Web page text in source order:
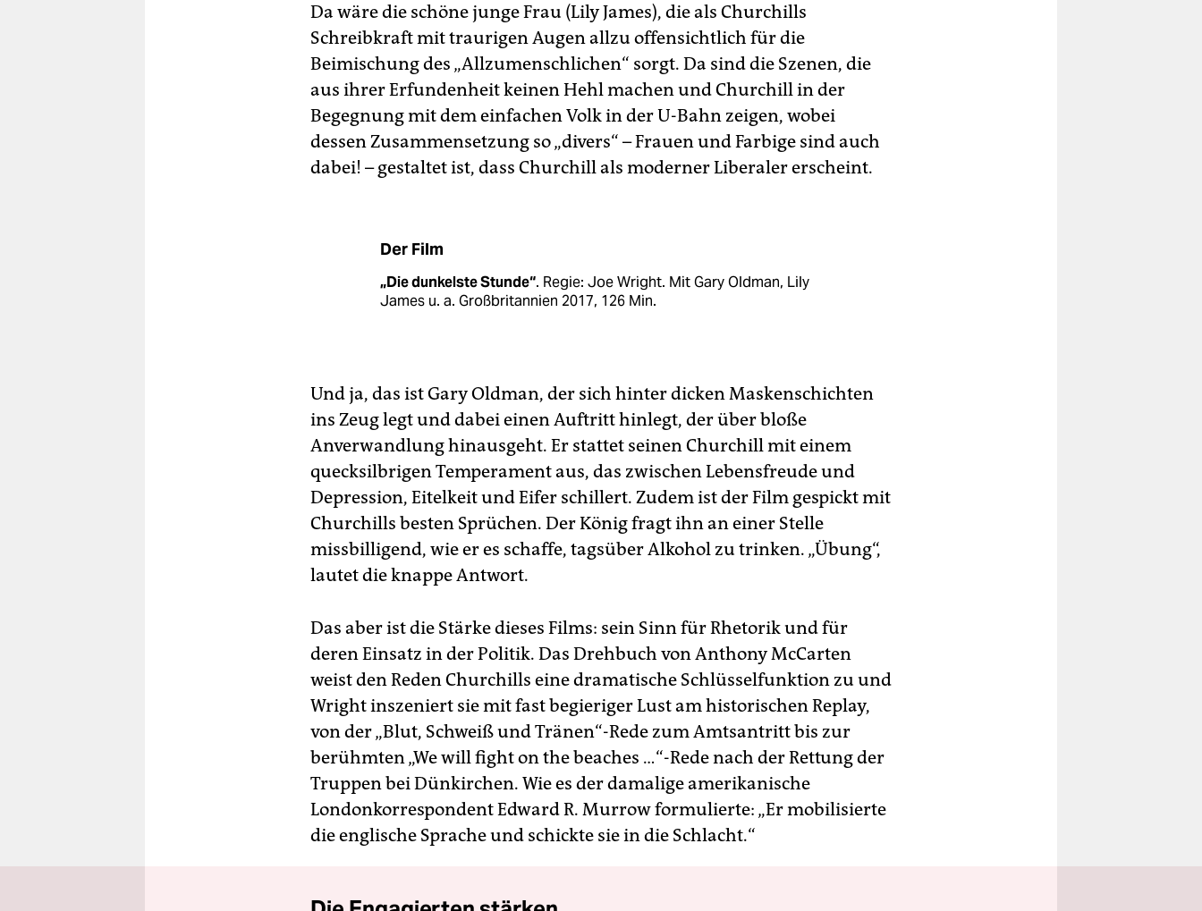
Da wäre die schöne junge Frau (Lily James), die als Churchills
Schreibkraft mit traurigen Augen allzu offensichtlich für die
Beimischung des „Allzumenschlichen“ sorgt. Da sind die Szenen, die
aus ihrer Erfundenheit keinen Hehl machen und Churchill in der
Begegnung mit dem einfachen Volk in der U-Bahn zeigen, wobei
dessen Zusammensetzung so „divers“ – Frauen und Farbige sind auch
dabei! – gestaltet ist, dass Churchill als moderner Liberaler erscheint.
Der Film
„Die dunkelste Stunde“. Regie: Joe Wright. Mit Gary Oldman, Lily
James u. a. Großbritannien 2017, 126 Min.
Und ja, das ist Gary Oldman, der sich hinter dicken Maskenschichten
ins Zeug legt und dabei einen Auftritt hinlegt, der über bloße
Anverwandlung hinausgeht. Er stattet seinen Churchill mit einem
quecksilbrigen Temperament aus, das zwischen Lebensfreude und
Depression, Eitelkeit und Eifer schillert. Zudem ist der Film gespickt mit
Churchills besten Sprüchen. Der König fragt ihn an einer Stelle
missbilligend, wie er es schaffe, tagsüber Alkohol zu trinken. „Übung“,
lautet die knappe Antwort.
Das aber ist die Stärke dieses Films: sein Sinn für Rhetorik und für
deren Einsatz in der Politik. Das Drehbuch von Anthony McCarten
weist den Reden Churchills eine dramatische Schlüsselfunktion zu und
Wright inszeniert sie mit fast begieriger Lust am historischen Replay,
von der „Blut, Schweiß und Tränen“-Rede zum Amtsantritt bis zur
berühmten „We will fight on the beaches …“-Rede nach der Rettung der
Truppen bei Dünkirchen. Wie es der damalige amerikanische
Londonkorrespondent Edward R. Murrow formulierte: „Er mobilisierte
die englische Sprache und schickte sie in die Schlacht.“